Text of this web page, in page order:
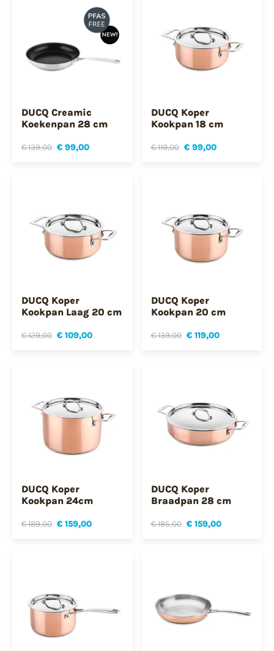
DUCQ Creamic
Koekenpan 28 cm
€ 139,00 € 99,00
DUCQ Koper
Kookpan 18 cm
€ 119,00 € 99,00
DUCQ Koper
Kookpan Laag 20 cm
€ 129,00 € 109,00
DUCQ Koper
Kookpan 20 cm
€ 139,00 € 119,00
DUCQ Koper
Kookpan 24cm
€ 189,00 € 159,00
DUCQ Koper
Braadpan 28 cm
€ 185,00 € 159,00